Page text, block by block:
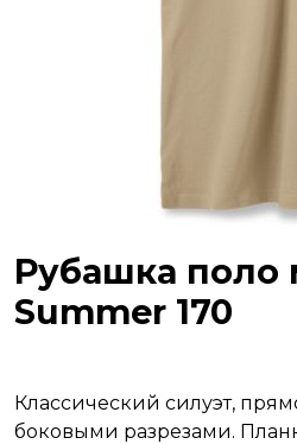
Рубашка поло
Summer 170
Классический силуэт,
боковыми разрезами.